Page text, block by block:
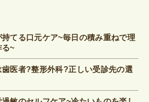
てる口元ケア~毎日の積み重ねで理
る~
医者?整形外科?正しい受診先の選